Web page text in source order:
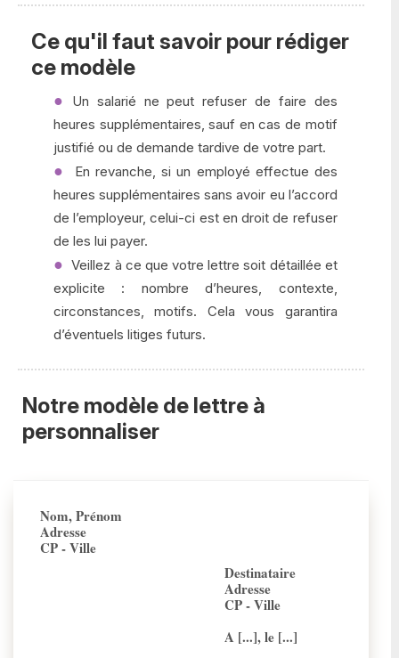
Ce qu'il faut savoir pour rédiger
ce modèle
Un salarié ne peut refuser de faire des
heures supplémentaires, sauf en cas de motif
justifié ou de demande tardive de votre part.
En revanche, si un employé effectue des
heures supplémentaires sans avoir eu l’accord
de l’employeur, celui-ci est en droit de refuser
de les lui payer.
Veillez à ce que votre lettre soit détaillée et
explicite : nombre d’heures, contexte,
circonstances, motifs. Cela vous garantira
d’éventuels litiges futurs.
Notre modèle de lettre à
personnaliser
Nom, Prénom
Adresse
CP - Ville
Destinataire
Adresse
CP - Ville
A [...], le [...]